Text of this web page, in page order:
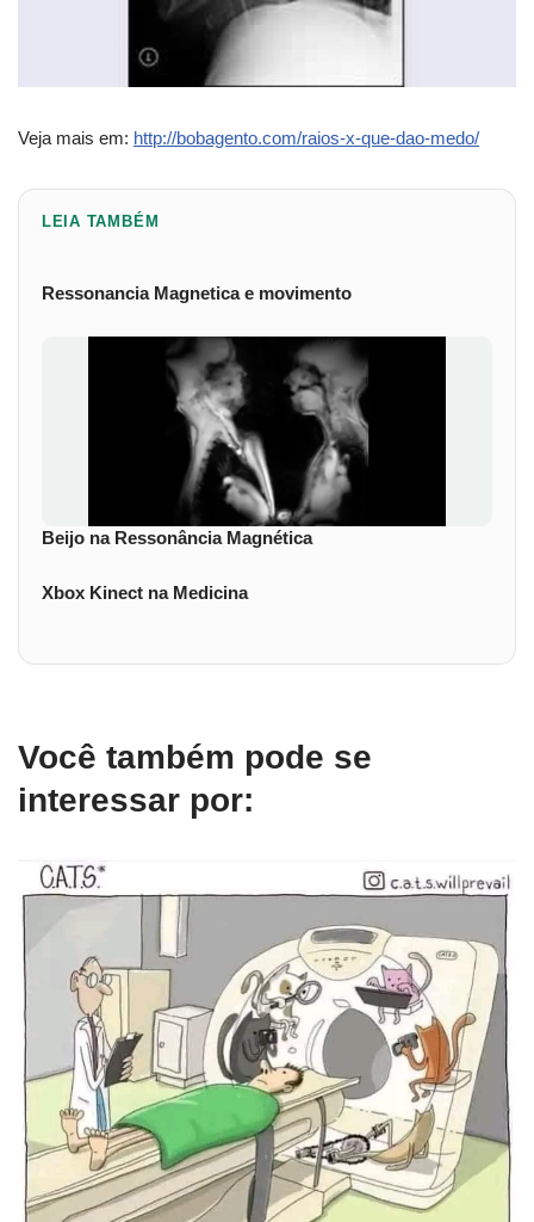
Veja mais em: http://bobagento.com/raios-x-que-dao-medo/
LEIA TAMBÉM
Ressonancia Magnetica e movimento
Beijo na Ressonância Magnética
Xbox Kinect na Medicina
Você também pode se
interessar por: